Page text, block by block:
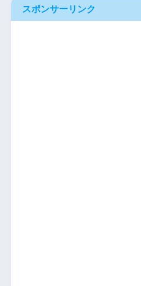
スポンサーリンク